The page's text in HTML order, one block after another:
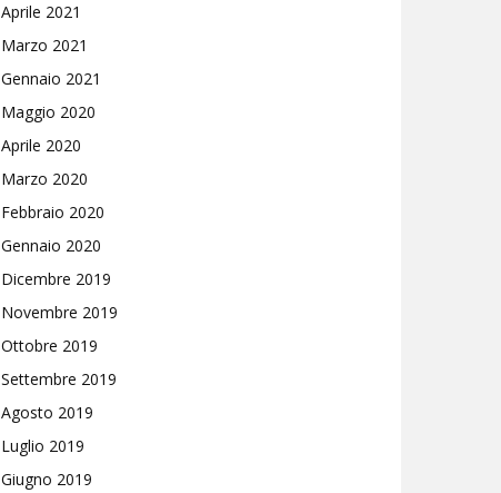
Aprile 2021
Marzo 2021
Gennaio 2021
Maggio 2020
Aprile 2020
Marzo 2020
Febbraio 2020
Gennaio 2020
Dicembre 2019
Novembre 2019
Ottobre 2019
Settembre 2019
Agosto 2019
Luglio 2019
Giugno 2019